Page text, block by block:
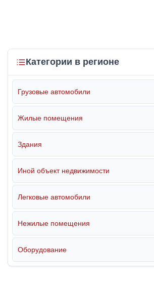
Категории в регионе
Грузовые автомобили
Жилые помещения
Здания
Иной объект недвижимости
Легковые автомобили
Нежилые помещения
Оборудование